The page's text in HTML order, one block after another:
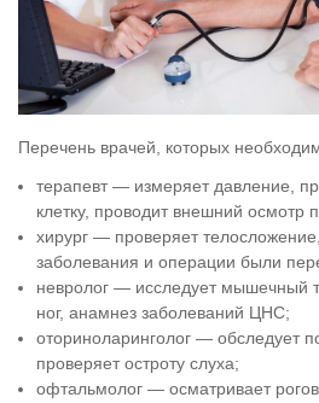
Перечень врачей, которых
терапевт — измеряет давление,
клетку, проводит внешний осмотр
хирург — проверяет телосложение,
заболевания и операции были
невролог — исследует мышечный
ног, анамнез заболеваний ЦНС;
оториноларинголог — обследует
проверяет остроту слуха;
офтальмолог — осматривает